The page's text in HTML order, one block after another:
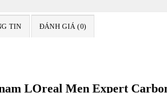
TIN ĐÁNH GIÁ (0)
LOreal Men Expert